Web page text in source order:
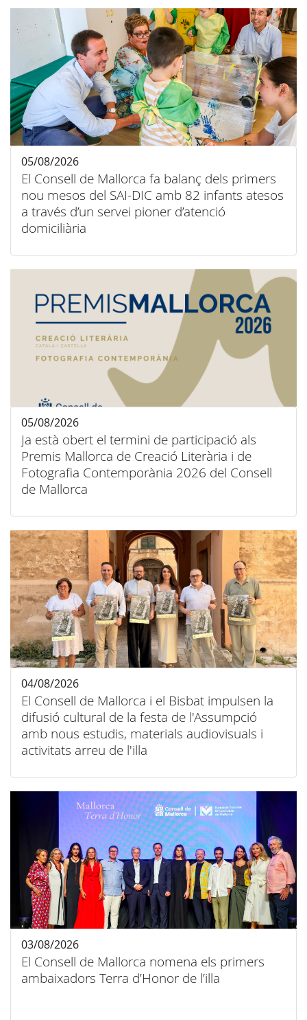
El Consell de Mallorca fa balanç dels primers
nou mesos del SAI-DIC amb 82 infants atesos
a través d’un servei pioner d’atenció
domiciliària
05/08/2026
Ja està obert el termini de participació als
Premis Mallorca de Creació Literària i de
Fotografia Contemporània 2026 del Consell
de Mallorca
05/08/2026
El Consell de Mallorca i el Bisbat impulsen la
difusió cultural de la festa de l'Assumpció
amb nous estudis, materials audiovisuals i
activitats arreu de l'illa
04/08/2026
El Consell de Mallorca nomena els primers
ambaixadors Terra d’Honor de l’illa
03/08/2026